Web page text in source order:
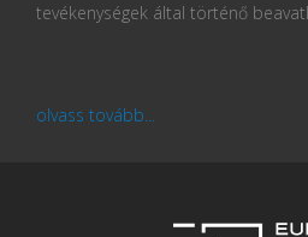
tevékenységek által történő
olvass tovább...